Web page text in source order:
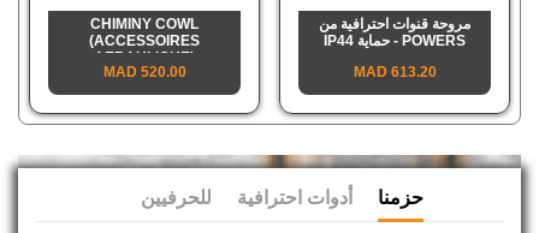
مروحة قنوات احترافية من
POWERS - حماية IP44
613.20 MAD
CHIMINY COWL
(ACCESSOIRES
AERAULIQUE)
520.00 MAD
حزمنا أدوات احترافية للحرفيين